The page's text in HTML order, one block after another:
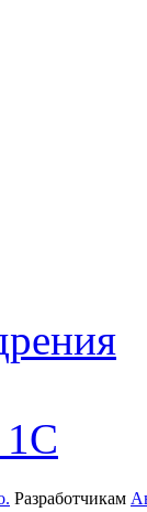
1С
Разработчикам